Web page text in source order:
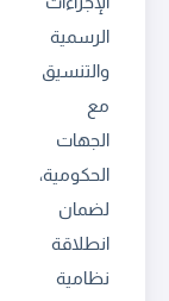
الرسمية
والتنسيق
مع
الجهات
الحكومية،
لضمان
انطلاقة
نظامية